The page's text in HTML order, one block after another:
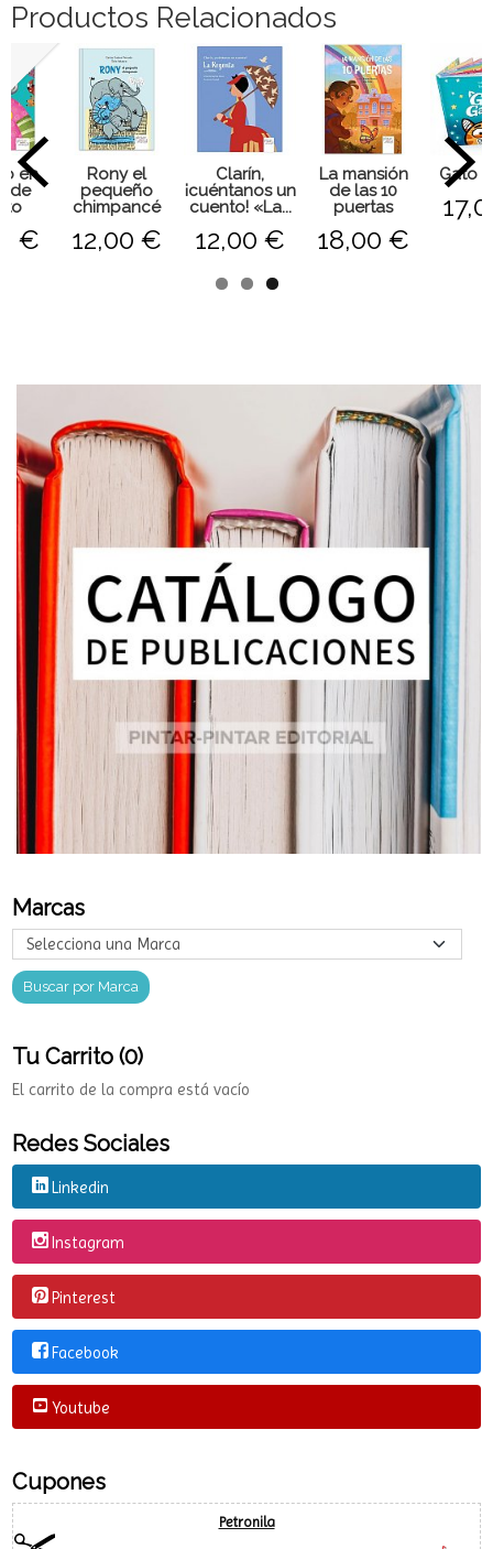
Marcas
Tu Carrito (0)
El carrito de la compra está vacío
Redes Sociales
Linkedin
Instagram
Pinterest
Facebook
Youtube
Cupones
Petronila
Productos Relacionados
en
de
€
Rony el
pequeño
chimpancé
12,00 €
Clarín,
¡cuéntanos un
cuento! «La...
12,00 €
La mansión
de las 10
puertas
18,00 €
Gato